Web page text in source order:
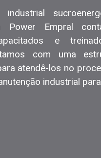
a Power Empral
e
com uma
atendê-los no
industrial